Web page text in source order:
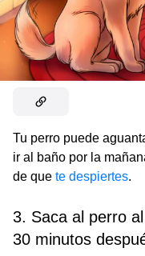
Tu perro puede
ir al baño por la
de que te despiertes.
3. Saca al perro
30 minutos